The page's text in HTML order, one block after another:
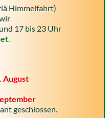
Himmelfahrt)
17 bis 23 Uhr
.
August
geschlossen.